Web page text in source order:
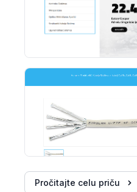
Pročitajte celu priču